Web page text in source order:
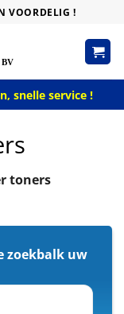
VOORDELIG !
snelle service !
toners
zoekbalk uw